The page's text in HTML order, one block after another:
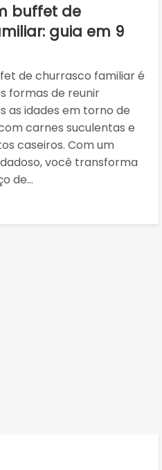
buffet de
guia em 9
de churrasco familiar é
formas de reunir
as idades em torno de
carnes suculentas e
caseiros. Com um
você transforma
de…